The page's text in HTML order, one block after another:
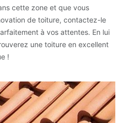
cette zone et que vous
de toiture, contactez-le
à vos attentes. En lui
une toiture en excellent
!